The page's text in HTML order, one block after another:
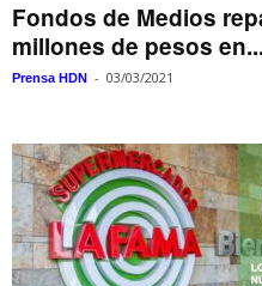
Fondos de Medios
millones de pesos en...
Prensa HDN - 03/03/2021